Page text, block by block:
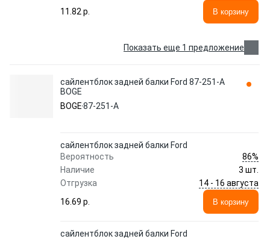
11.82 p.
В корзину
Показать еще 1 предложение
сайлентблок задней балки Ford 87-251-A
BOGE
BOGE87-251-A
сайлентблок задней балки Ford
Вероятность
86%
Наличие
3 шт.
Отгрузка
14 - 16 августа
16.69 p.
В корзину
сайлентблок задней балки Ford